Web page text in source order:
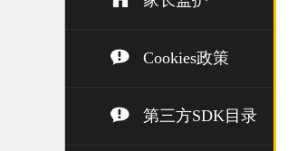
Cookies政策
第三方SDK目录